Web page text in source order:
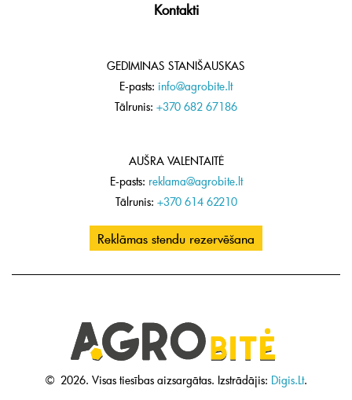
Kontakti
GEDIMINAS STANIŠAUSKAS
E-pasts: info@agrobite.lt
Tālrunis: +370 682 67186
AUŠRA VALENTAITĖ
E-pasts: reklama@agrobite.lt
Tālrunis: +370 614 62210
Reklāmas stendu rezervēšana
© 2026. Visas tiesības aizsargātas. Izstrādājis: Digis.Lt.